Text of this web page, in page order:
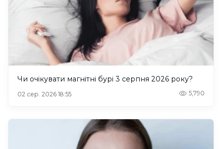
Чи очікувати магнітні бурі 3 серпня 2026 року?
02 сер. 2026 18:55 5,790